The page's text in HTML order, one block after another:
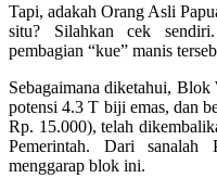
Tapi, adakah Orang Asli
situ? Silahkan cek
pembagian “kue” manis
Sebagaimana diketahui, Blok
potensi 4.3 T biji emas, dan
Rp. 15.000), telah
Pemerintah. Dari sanalah
menggarap blok ini.